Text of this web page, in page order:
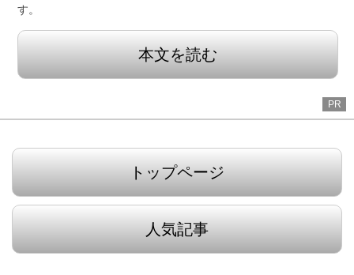
す。
本文を読む
PR
トップページ
人気記事